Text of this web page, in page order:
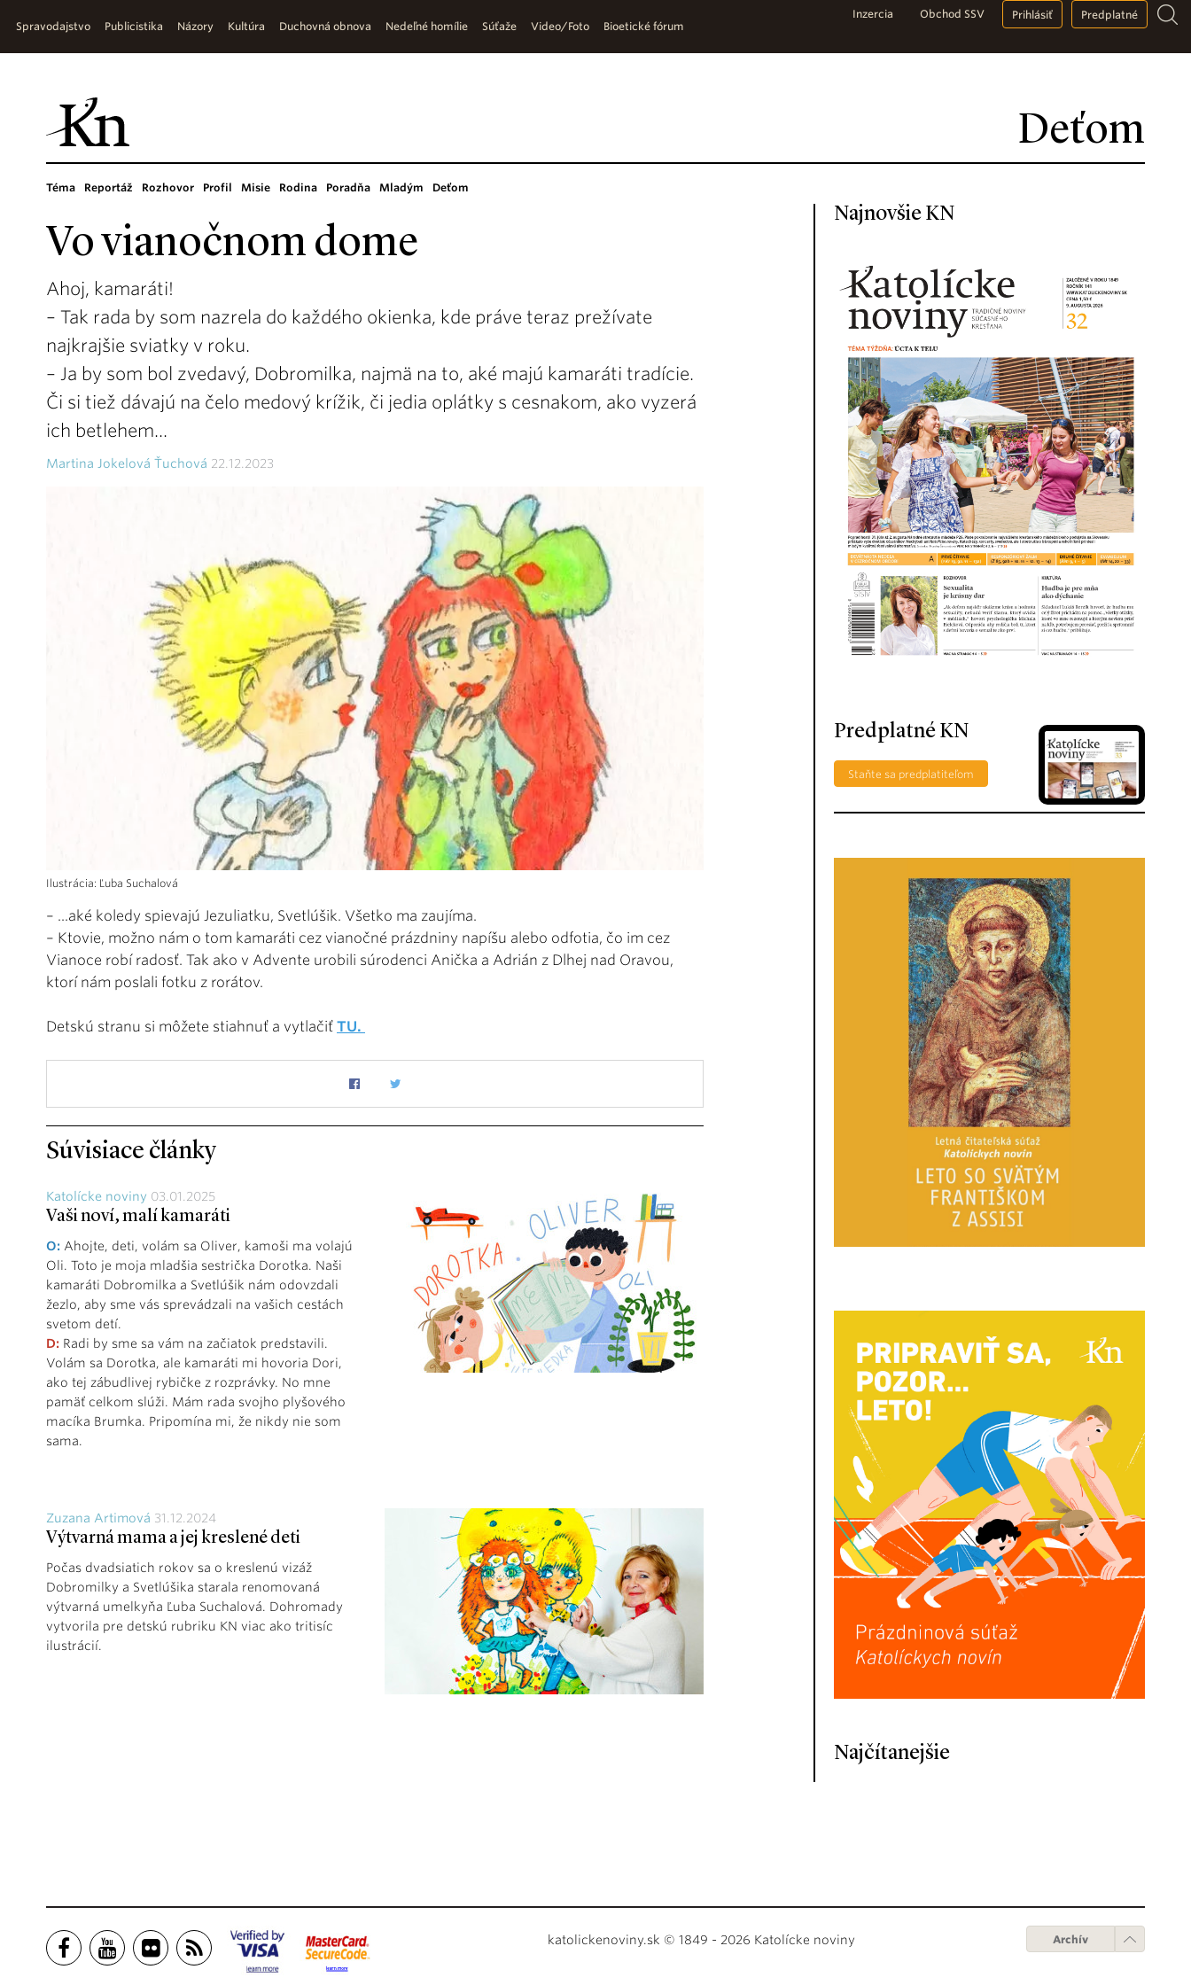
Deťom
Spravodajstvo Publicistika Názory Kultúra Duchovná obnova Nedeľné homílie Súťaže Video/Foto Bioetické fórum
Inzercia Obchod SSV Prihlásiť Predplatné
Téma Reportáž Rozhovor Profil Misie Rodina Poradňa Mladým Deťom
Vo vianočnom dome
Ahoj, kamaráti!
– Tak rada by som nazrela do každého okienka, kde práve teraz prežívate
najkrajšie sviatky v roku.
– Ja by som bol zvedavý, Dobromilka, najmä na to, aké majú kamaráti tradície.
Či si tiež dávajú na čelo medový krížik, či jedia oplátky s cesnakom, ako vyzerá
ich betlehem...
Martina Jokelová Ťuchová 22.12.2023
Ilustrácia: Ľuba Suchalová
– ...aké koledy spievajú Jezuliatku, Svetlúšik. Všetko ma zaujíma.
– Ktovie, možno nám o tom kamaráti cez vianočné prázdniny napíšu alebo odfotia, čo im cez
Vianoce robí radosť. Tak ako v Advente urobili súrodenci Anička a Adrián z Dlhej nad Oravou,
ktorí nám poslali fotku z rorátov.
Detskú stranu si môžete stiahnuť a vytlačiť TU.
Súvisiace články
Katolícke noviny 03.01.2025
Vaši noví, malí kamaráti
O: Ahojte, deti, volám sa Oliver, kamoši ma volajú
Oli. Toto je moja mladšia sestrička Dorotka. Naši
kamaráti Dobromilka a Svetlúšik nám odovzdali
žezlo, aby sme vás sprevádzali na vašich cestách
svetom detí.
D: Radi by sme sa vám na začiatok predstavili.
Volám sa Dorotka, ale kamaráti mi hovoria Dori,
ako tej zábudlivej rybičke z rozprávky. No mne
pamäť celkom slúži. Mám rada svojho plyšového
macíka Brumka. Pripomína mi, že nikdy nie som
sama.
Zuzana Artimová 31.12.2024
Výtvarná mama a jej kreslené deti
Počas dvadsiatich rokov sa o kreslenú vizáž
Dobromilky a Svetlúšika starala renomovaná
výtvarná umelkyňa Ľuba Suchalová. Dohromady
vytvorila pre detskú rubriku KN viac ako tritisíc
ilustrácií.
Najnovšie KN
Predplatné KN
Staňte sa predplatiteľom
Najčítanejšie
katolickenoviny.sk © 1849 - 2026 Katolícke noviny Archív